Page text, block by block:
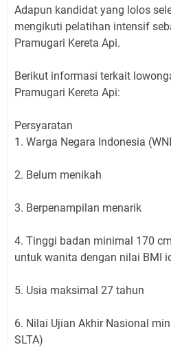
Adapun kandidat yang lolos
mengikuti pelatihan intensif
Pramugari Kereta Api.
Berikut informasi terkait
Pramugari Kereta Api:
Persyaratan
1. Warga Negara Indonesia
2. Belum menikah
3. Berpenampilan menarik
4. Tinggi badan minimal 170
untuk wanita dengan nilai BMI
5. Usia maksimal 27 tahun
6. Nilai Ujian Akhir Nasional
SLTA)